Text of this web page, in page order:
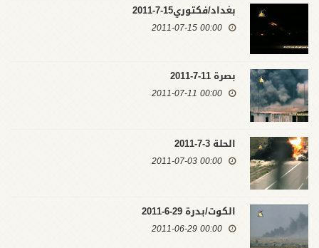
بغداد/فكتوري15-7-2011
00:00 2011-07-15
بصرة 11-7-2011
00:00 2011-07-11
الحلة 3-7-2011
00:00 2011-07-03
الكوت/بدرة 29-6-2011
00:00 2011-06-29